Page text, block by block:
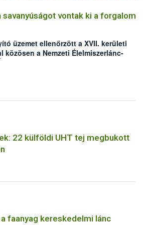
vontak ki a
üzemet ellenőrzött a XVII. kerületi
közösen a Nemzeti Élelmiszerlánc-
Az akció során több mint 39 tonna
forgalomból.
22 külföldi UHT tej megbukott
faanyag kereskedelmi lánc